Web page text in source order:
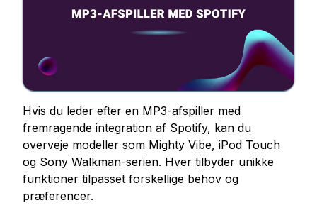
Køb Facebook-likes
Køb visninger af Facebook-livestream
Køb Facebook Foto Likes
Køb Facebook Profilfølgere
Telegram Tjenester
Køb medlemmer af Telegram-kanalen
Køb Telegram Gruppemedlemmer
Køb Telegram Følgere
Hvis du leder efter en MP3-afspiller med
fremragende integration af Spotify, kan du
overveje modeller som Mighty Vibe, iPod Touch
og Sony Walkman-serien. Hver tilbyder unikke
funktioner tilpasset forskellige behov og
præferencer.